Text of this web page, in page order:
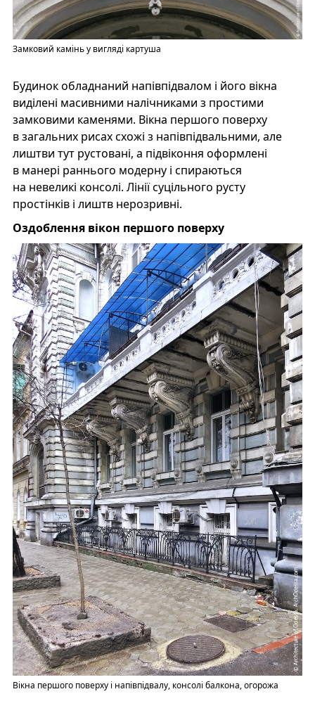
Замковий камінь у вигляді картуша
Будинок обладнаний напівпідвалом і його вікна
виділені масивними налічниками з простими
замковими каменями. Вікна першого поверху
в загальних рисах схожі з напівпідвальними, але
лиштви тут рустовані, а підвіконня оформлені
в манері раннього модерну і спираються
на невеликі консолі. Лінії суцільного русту
простінків і лиштв нерозривні.
Оздоблення вікон першого поверху
Вікна першого поверху і напівпідвалу, консолі балкона, огорожа